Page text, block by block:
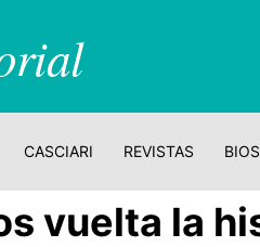
CASCIARI REVISTAS BIOS
vuelta la